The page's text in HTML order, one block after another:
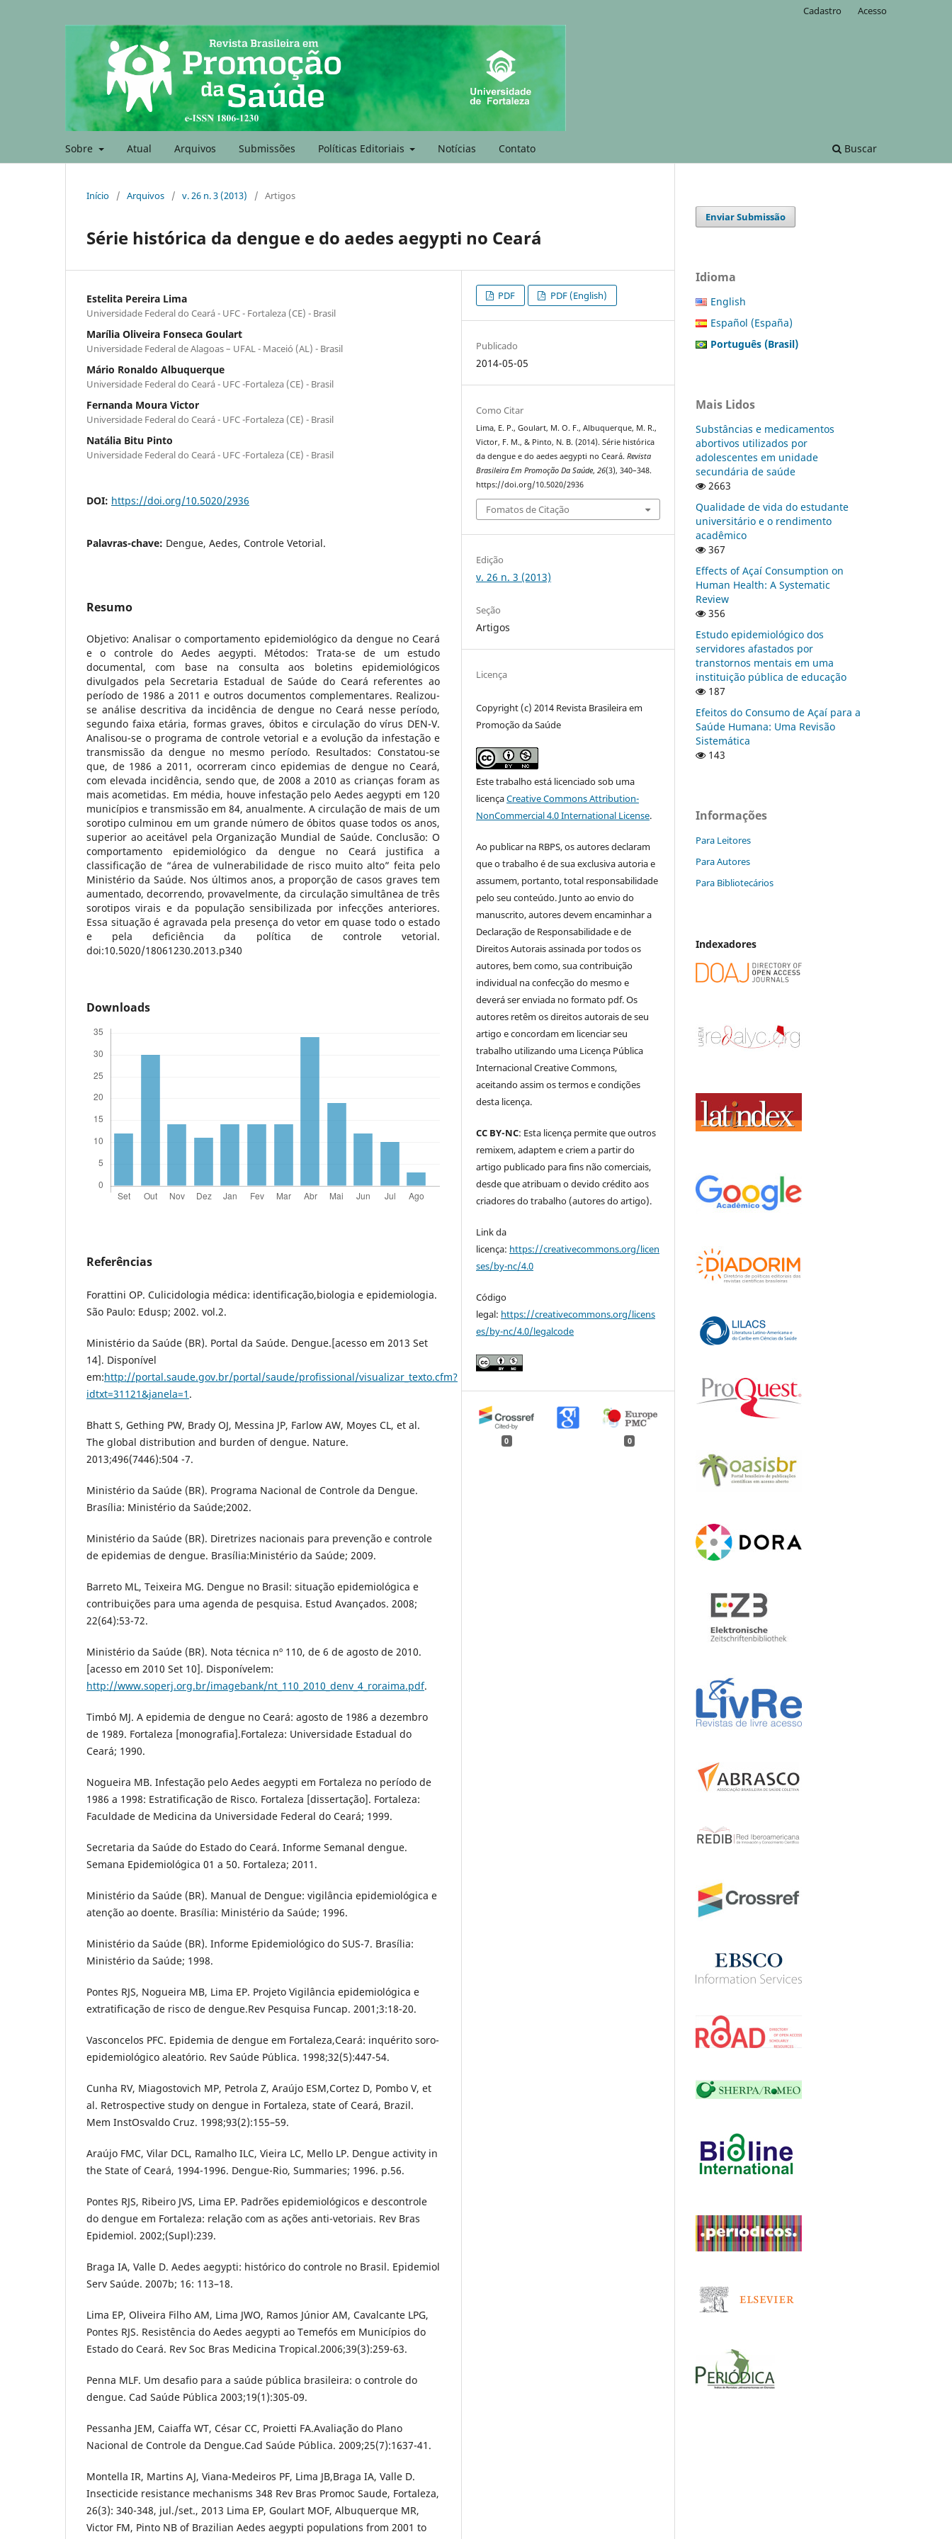
Sobre Atual Arquivos Submissões Políticas Editoriais Notícias Contato Buscar
Cadastro Acesso
Início / Arquivos / v. 26 n. 3 (2013) / Artigos
Série histórica da dengue e do aedes aegypti no Ceará
Estelita Pereira Lima
Universidade Federal do Ceará - UFC - Fortaleza (CE) - Brasil
Marília Oliveira Fonseca Goulart
Universidade Federal de Alagoas – UFAL - Maceió (AL) - Brasil
Mário Ronaldo Albuquerque
Universidade Federal do Ceará - UFC -Fortaleza (CE) - Brasil
Fernanda Moura Victor
Universidade Federal do Ceará - UFC -Fortaleza (CE) - Brasil
Natália Bitu Pinto
Universidade Federal do Ceará - UFC -Fortaleza (CE) - Brasil
DOI: https://doi.org/10.5020/2936
Palavras-chave: Dengue, Aedes, Controle Vetorial.
Resumo
Objetivo: Analisar o comportamento epidemiológico da dengue no Ceará
e o controle do Aedes aegypti. Métodos: Trata-se de um estudo
documental, com base na consulta aos boletins epidemiológicos
divulgados pela Secretaria Estadual de Saúde do Ceará referentes ao
período de 1986 a 2011 e outros documentos complementares. Realizou-
se análise descritiva da incidência de dengue no Ceará nesse período,
segundo faixa etária, formas graves, óbitos e circulação do vírus DEN-V.
Analisou-se o programa de controle vetorial e a evolução da infestação e
transmissão da dengue no mesmo período. Resultados: Constatou-se
que, de 1986 a 2011, ocorreram cinco epidemias de dengue no Ceará,
com elevada incidência, sendo que, de 2008 a 2010 as crianças foram as
mais acometidas. Em média, houve infestação pelo Aedes aegypti em 120
municípios e transmissão em 84, anualmente. A circulação de mais de um
sorotipo culminou em um grande número de óbitos quase todos os anos,
superior ao aceitável pela Organização Mundial de Saúde. Conclusão: O
comportamento epidemiológico da dengue no Ceará justifica a
classificação de “área de vulnerabilidade de risco muito alto” feita pelo
Ministério da Saúde. Nos últimos anos, a proporção de casos graves tem
aumentado, decorrendo, provavelmente, da circulação simultânea de três
sorotipos virais e da população sensibilizada por infecções anteriores.
Essa situação é agravada pela presença do vetor em quase todo o estado
e pela deficiência da política de controle vetorial.
doi:10.5020/18061230.2013.p340
Downloads
Referências
Forattini OP. Culicidologia médica: identificação,biologia e epidemiologia.
São Paulo: Edusp; 2002. vol.2.
Ministério da Saúde (BR). Portal da Saúde. Dengue.[acesso em 2013 Set
14]. Disponível
em:http://portal.saude.gov.br/portal/saude/profissional/visualizar_texto.cfm?
idtxt=31121&janela=1 .
Bhatt S, Gething PW, Brady OJ, Messina JP, Farlow AW, Moyes CL, et al.
The global distribution and burden of dengue. Nature.
2013;496(7446):504 -7.
Ministério da Saúde (BR). Programa Nacional de Controle da Dengue.
Brasília: Ministério da Saúde;2002.
Ministério da Saúde (BR). Diretrizes nacionais para prevenção e controle
de epidemias de dengue. Brasília:Ministério da Saúde; 2009.
Barreto ML, Teixeira MG. Dengue no Brasil: situação epidemiológica e
contribuições para uma agenda de pesquisa. Estud Avançados. 2008;
22(64):53-72.
Ministério da Saúde (BR). Nota técnica nº 110, de 6 de agosto de 2010.
[acesso em 2010 Set 10]. Disponívelem:
http://www.soperj.org.br/imagebank/nt_110_2010_denv_4_roraima.pdf.
Timbó MJ. A epidemia de dengue no Ceará: agosto de 1986 a dezembro
de 1989. Fortaleza [monografia].Fortaleza: Universidade Estadual do
Ceará; 1990.
Nogueira MB. Infestação pelo Aedes aegypti em Fortaleza no período de
1986 a 1998: Estratificação de Risco. Fortaleza [dissertação]. Fortaleza:
Faculdade de Medicina da Universidade Federal do Ceará; 1999.
Secretaria da Saúde do Estado do Ceará. Informe Semanal dengue.
Semana Epidemiológica 01 a 50. Fortaleza; 2011.
Ministério da Saúde (BR). Manual de Dengue: vigilância epidemiológica e
atenção ao doente. Brasília: Ministério da Saúde; 1996.
Ministério da Saúde (BR). Informe Epidemiológico do SUS-7. Brasília:
Ministério da Saúde; 1998.
Pontes RJS, Nogueira MB, Lima EP. Projeto Vigilância epidemiológica e
extratificação de risco de dengue.Rev Pesquisa Funcap. 2001;3:18-20.
Vasconcelos PFC. Epidemia de dengue em Fortaleza,Ceará: inquérito soro-
epidemiológico aleatório. Rev Saúde Pública. 1998;32(5):447-54.
Cunha RV, Miagostovich MP, Petrola Z, Araújo ESM,Cortez D, Pombo V, et
al. Retrospective study on dengue in Fortaleza, state of Ceará, Brazil.
Mem InstOsvaldo Cruz. 1998;93(2):155–59.
Araújo FMC, Vilar DCL, Ramalho ILC, Vieira LC, Mello LP. Dengue activity in
the State of Ceará, 1994-1996. Dengue-Rio, Summaries; 1996. p.56.
Pontes RJS, Ribeiro JVS, Lima EP. Padrões epidemiológicos e descontrole
do dengue em Fortaleza: relação com as ações anti-vetoriais. Rev Bras
Epidemiol. 2002;(Supl):239.
Braga IA, Valle D. Aedes aegypti: histórico do controle no Brasil. Epidemiol
Serv Saúde. 2007b; 16: 113–18.
Lima EP, Oliveira Filho AM, Lima JWO, Ramos Júnior AM, Cavalcante LPG,
Pontes RJS. Resistência do Aedes aegypti ao Temefós em Municípios do
Estado do Ceará. Rev Soc Bras Medicina Tropical.2006;39(3):259-63.
Penna MLF. Um desafio para a saúde pública brasileira: o controle do
dengue. Cad Saúde Pública 2003;19(1):305-09.
Pessanha JEM, Caiaffa WT, César CC, Proietti FA.Avaliação do Plano
Nacional de Controle da Dengue.Cad Saúde Pública. 2009;25(7):1637-41.
Montella IR, Martins AJ, Viana-Medeiros PF, Lima JB,Braga IA, Valle D.
Insecticide resistance mechanisms 348 Rev Bras Promoc Saude, Fortaleza,
26(3): 340-348, jul./set., 2013 Lima EP, Goulart MOF, Albuquerque MR,
Victor FM, Pinto NB of Brazilian Aedes aegypti populations from 2001 to
PDF PDF (English)
Publicado
2014-05-05
Como Citar
Lima, E. P., Goulart, M. O. F., Albuquerque, M. R.,
Victor, F. M., & Pinto, N. B. (2014). Série histórica
da dengue e do aedes aegypti no Ceará.Revista
Brasileira Em Promoção Da Saúde,26(3), 340–348.
https://doi.org/10.5020/2936
Fomatos de Citação
Edição
v. 26 n. 3 (2013)
Seção
Artigos
Licença
Copyright (c) 2014 Revista Brasileira em
Promoção da Saúde
Este trabalho está licenciado sob uma
licençaCreative Commons Attribution-
NonCommercial 4.0 International License.
Ao publicar na RBPS, os autores declaram
que o trabalho é de sua exclusiva autoria e
assumem, portanto, total responsabilidade
pelo seu conteúdo. Junto ao envio do
manuscrito, autores devem encaminhar a
Declaração de Responsabilidade e de
Direitos Autorais assinada por todos os
autores, bem como, sua contribuição
individual na confecção do mesmo e
deverá ser enviada no formato pdf. Os
autores retêm os direitos autorais de seu
artigo e concordam em licenciar seu
trabalho utilizando uma Licença Pública
Internacional Creative Commons,
aceitando assim os termos e condições
desta licença.
CC BY-NC: Esta licença permite que outros
remixem, adaptem e criem a partir do
artigo publicado para fins não comerciais,
desde que atribuam o devido crédito aos
criadores do trabalho (autores do artigo).
Link da
licença: https://creativecommons.org/licen
ses/by-nc/4.0
Código
legal: https://creativecommons.org/licens
es/by-nc/4.0/legalcode
0 0
Enviar Submissão
Idioma
English
Español (España)
Português (Brasil)
Mais Lidos
Substâncias e medicamentos
abortivos utilizados por
adolescentes em unidade
secundária de saúde
2663
Qualidade de vida do estudante
universitário e o rendimento
acadêmico
367
Effects of Açaí Consumption on
Human Health: A Systematic
Review
356
Estudo epidemiológico dos
servidores afastados por
transtornos mentais em uma
instituição pública de educação
187
Efeitos do Consumo de Açaí para a
Saúde Humana: Uma Revisão
Sistemática
143
Informações
Para Leitores
Para Autores
Para Bibliotecários
Indexadores